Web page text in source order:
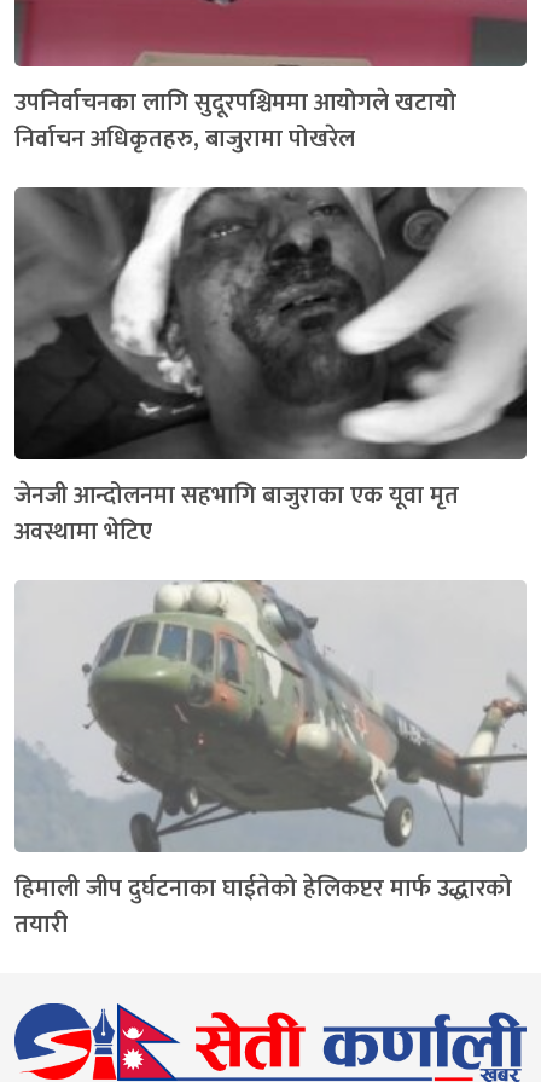
उपनिर्वाचनका लागि सुदूरपश्चिममा आयोगले खटायो
निर्वाचन अधिकृतहरु, बाजुरामा पोखरेल
जेनजी आन्दोलनमा सहभागि बाजुराका एक यूवा मृत
अवस्थामा भेटिए
हिमाली जीप दुर्घटनाका घाईतेको हेलिकप्टर मार्फ उद्धारको
तयारी